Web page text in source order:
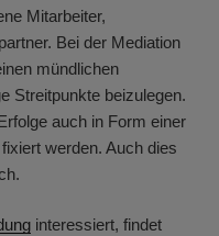
Mitarbeiter,
Bei der Mediation
mündlichen
Streitpunkte beizulegen.
auch in Form einer
werden. Auch dies
interessiert, findet